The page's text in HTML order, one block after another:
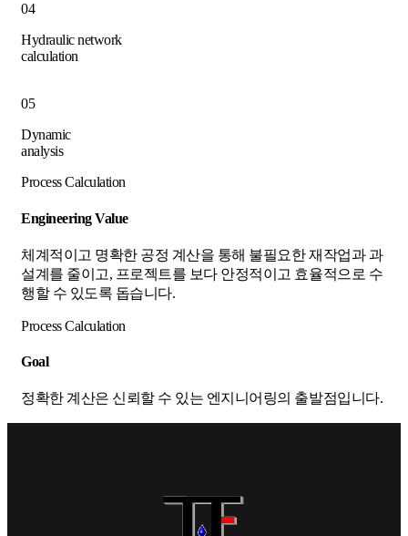
04
Hydraulic network
calculation
05
Dynamic
analysis
Process Calculation
Engineering Value
체계적이고 명확한 공정 계산을 통해 불필요한 재작업과 과
설계를 줄이고, 프로젝트를 보다 안정적이고 효율적으로 수
행할 수 있도록 돕습니다.
Process Calculation
Goal
정확한 계산은 신뢰할 수 있는 엔지니어링의 출발점입니다.